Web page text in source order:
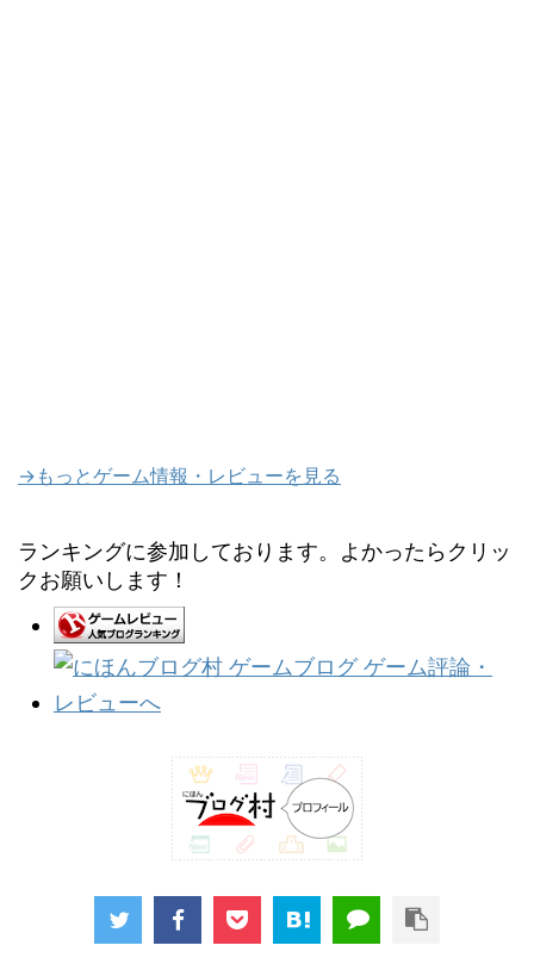
→もっとゲーム情報・レビューを見る
ランキングに参加しております。よかったらクリッ
クお願いします！